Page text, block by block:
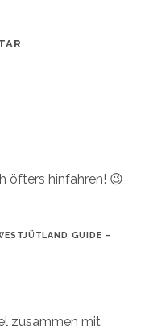
öfters hinfahren! 😉
GUIDE –
zusammen mit